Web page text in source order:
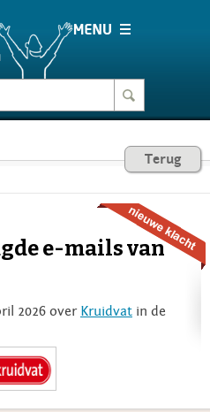
Terug
e-mails van
2026 over Kruidvat in de